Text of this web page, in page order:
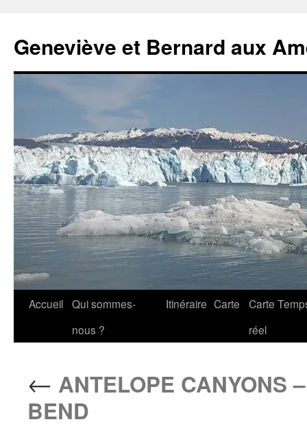
Geneviève et Bernard aux
Aller
Accueil Qui sommes-
nous ?
Itinéraire Carte
Carte
réel
← ANTELOPE CANYONS
BEND